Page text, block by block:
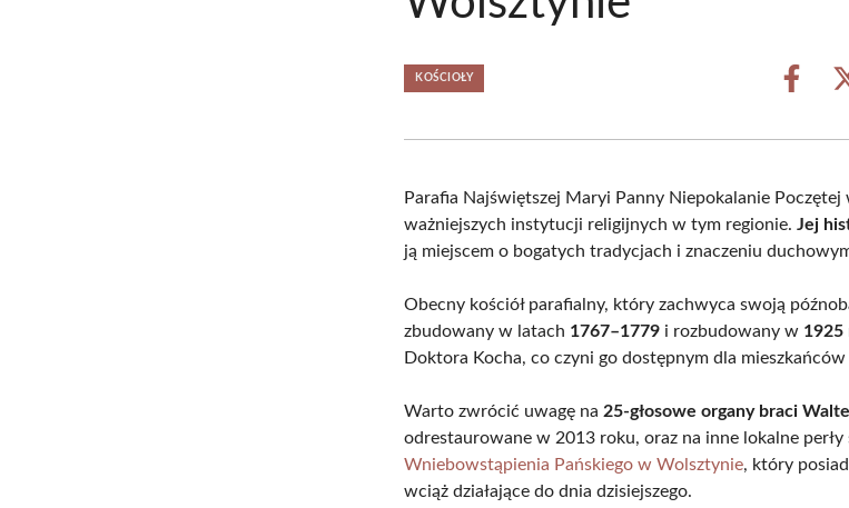
KOŚCIOŁY
Share
Parafia Najświętszej Maryi Panny Niepokalanie
ważniejszych instytucji religijnych w tym regionie.Jej
ją miejscem o bogatych tradycjach i znaczeniu
Obecny kościół parafialny, który zachwyca swoją
zbudowany w latach 1767–1779 i rozbudowany w 1925
Doktora Kocha, co czyni go dostępnym dla
Warto zwrócić uwagę na 25-głosowe organy braci
odrestaurowane w 2013 roku, oraz na inne lokalne perły
Wniebowstąpienia Pańskiego w Wolsztynie, który
wciąż działające do dnia dzisiejszego.